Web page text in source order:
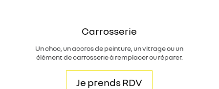
Carrosserie
Un choc, un accros de peinture, un vitrage ou un
élément de carrosserie à remplacer ou réparer.
Je prends RDV